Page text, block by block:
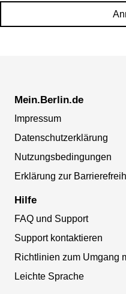
Mein.Berlin.de
Impressum
Datenschutzerklärung
Nutzungsbedingungen
Erklärung zur
Hilfe
FAQ und Support
Support kontaktieren
Richtlinien zum Umgang
Leichte Sprache